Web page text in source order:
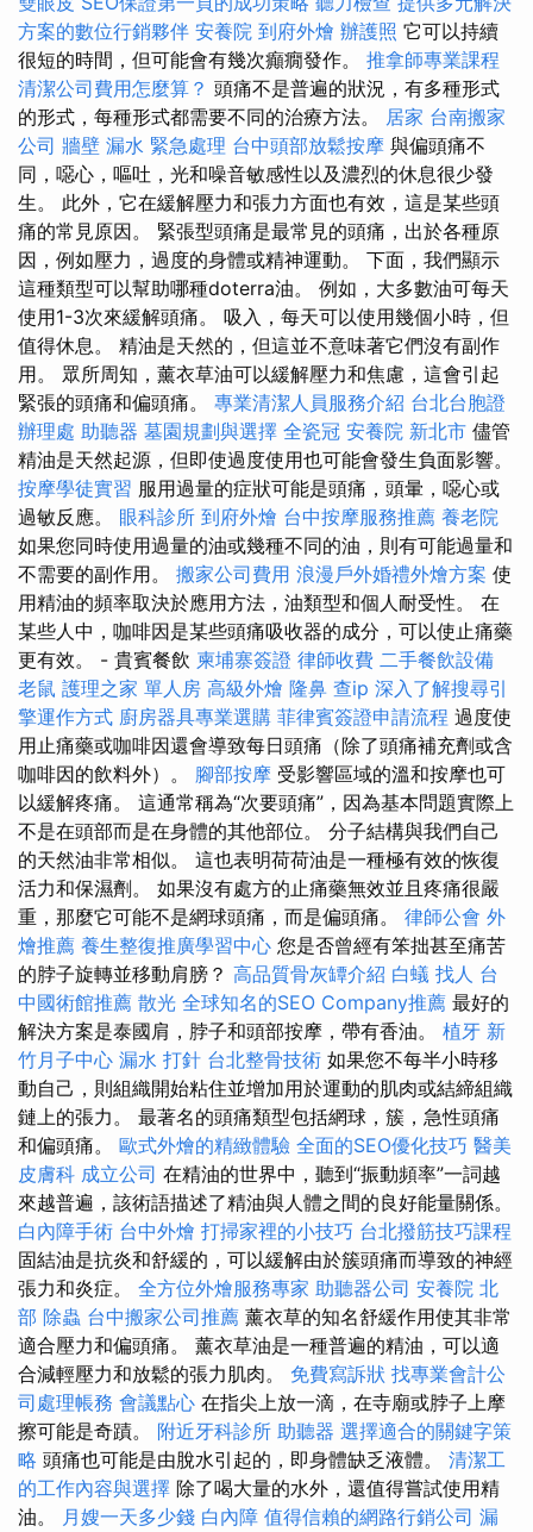
方案的數位行銷夥伴 安養院 到府外燴 辦護照 它可以持續
很短的時間，但可能會有幾次癲癇發作。 推拿師專業課程
清潔公司費用怎麼算？ 頭痛不是普遍的狀況，有多種形式
的形式，每種形式都需要不同的治療方法。 居家 台南搬家
公司 牆壁 漏水 緊急處理 台中頭部放鬆按摩 與偏頭痛不
同，噁心，嘔吐，光和噪音敏感性以及濃烈的休息很少發
生。 此外，它在緩解壓力和張力方面也有效，這是某些頭
痛的常見原因。 緊張型頭痛是最常見的頭痛，出於各種原
因，例如壓力，過度的身體或精神運動。 下面，我們顯示
這種類型可以幫助哪種doterra油。 例如，大多數油可每天
使用1-3次來緩解頭痛。 吸入，每天可以使用幾個小時，但
值得休息。 精油是天然的，但這並不意味著它們沒有副作
用。 眾所周知，薰衣草油可以緩解壓力和焦慮，這會引起
緊張的頭痛和偏頭痛。 專業清潔人員服務介紹 台北台胞證
辦理處 助聽器 墓園規劃與選擇 全瓷冠 安養院 新北市 儘管
精油是天然起源，但即使過度使用也可能會發生負面影響。
按摩學徒實習 服用過量的症狀可能是頭痛，頭暈，噁心或
過敏反應。 眼科診所 到府外燴 台中按摩服務推薦 養老院
如果您同時使用過量的油或幾種不同的油，則有可能過量和
不需要的副作用。 搬家公司費用 浪漫戶外婚禮外燴方案 使
用精油的頻率取決於應用方法，油類型和個人耐受性。 在
某些人中，咖啡因是某些頭痛吸收器的成分，可以使止痛藥
更有效。 - 貴賓餐飲 柬埔寨簽證 律師收費 二手餐飲設備
老鼠 護理之家 單人房 高級外燴 隆鼻 查ip 深入了解搜尋引
擎運作方式 廚房器具專業選購 菲律賓簽證申請流程 過度使
用止痛藥或咖啡因還會導致每日頭痛（除了頭痛補充劑或含
咖啡因的飲料外）。 腳部按摩 受影響區域的溫和按摩也可
以緩解疼痛。 這通常稱為“次要頭痛”，因為基本問題實際上
不是在頭部而是在身體的其他部位。 分子結構與我們自己
的天然油非常相似。 這也表明荷荷油是一種極有效的恢復
活力和保濕劑。 如果沒有處方的止痛藥無效並且疼痛很嚴
重，那麼它可能不是網球頭痛，而是偏頭痛。 律師公會 外
燴推薦 養生整復推廣學習中心 您是否曾經有笨拙甚至痛苦
的脖子旋轉並移動肩膀？ 高品質骨灰罈介紹 白蟻 找人 台
中國術館推薦 散光 全球知名的SEO Company推薦 最好的
解決方案是泰國肩，脖子和頭部按摩，帶有香油。 植牙 新
竹月子中心 漏水 打針 台北整骨技術 如果您不每半小時移
動自己，則組織開始粘住並增加用於運動的肌肉或結締組織
鏈上的張力。 最著名的頭痛類型包括網球，簇，急性頭痛
和偏頭痛。 歐式外燴的精緻體驗 全面的SEO優化技巧 醫美
皮膚科 成立公司 在精油的世界中，聽到“振動頻率”一詞越
來越普遍，該術語描述了精油與人體之間的良好能量關係。
白內障手術 台中外燴 打掃家裡的小技巧 台北撥筋技巧課程
固結油是抗炎和舒緩的，可以緩解由於簇頭痛而導致的神經
張力和炎症。 全方位外燴服務專家 助聽器公司 安養院 北
部 除蟲 台中搬家公司推薦 薰衣草的知名舒緩作用使其非常
適合壓力和偏頭痛。 薰衣草油是一種普遍的精油，可以適
合減輕壓力和放鬆的張力肌肉。 免費寫訴狀 找專業會計公
司處理帳務 會議點心 在指尖上放一滴，在寺廟或脖子上摩
擦可能是奇蹟。 附近牙科診所 助聽器 選擇適合的關鍵字策
略 頭痛也可能是由脫水引起的，即身體缺乏液體。 清潔工
的工作內容與選擇 除了喝大量的水外，還值得嘗試使用精
油。 月嫂一天多少錢 白內障 值得信賴的網路行銷公司 漏